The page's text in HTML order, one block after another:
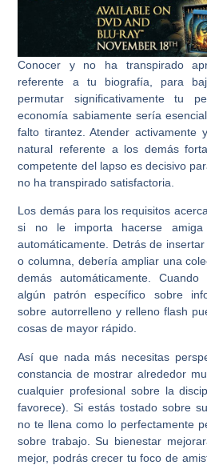
Conocer y no ha transpirado
referente a tu biografía, para
permutar significativamente tu
economía sabiamente serí­a
falto tirantez. Atender activamente
natural referente a los demás
competente del lapso es decisivo
no ha transpirado satisfactoria.
Los demás para los requisitos
si no le importa hacerse
automáticamente. Detrás de
o columna, debería ampliar una
demás automáticamente.
algún patrón específico sobre
sobre autorrelleno y relleno flash
cosas de mayor rápido.
Así que nada más necesitas
constancia de mostrar alrededor
cualquier profesional sobre la
favorece). Si estás tostado sobre
no te llena como lo perfectamente
sobre trabajo. Su bienestar
mejor, podrás crecer tu foco de